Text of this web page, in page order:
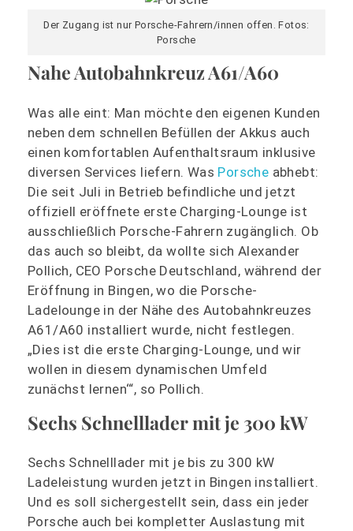
Der Zugang ist nur Porsche-Fahrern/innen offen. Fotos:
Porsche
Nahe Autobahnkreuz A61/A60
Was alle eint: Man möchte den eigenen Kunden
neben dem schnellen Befüllen der Akkus auch
einen komfortablen Aufenthaltsraum inklusive
diversen Services liefern. Was Porsche abhebt:
Die seit Juli in Betrieb befindliche und jetzt
offiziell eröffnete erste Charging-Lounge ist
ausschließlich Porsche-Fahrern zugänglich. Ob
das auch so bleibt, da wollte sich Alexander
Pollich, CEO Porsche Deutschland, während der
Eröffnung in Bingen, wo die Porsche-
Ladelounge in der Nähe des Autobahnkreuzes
A61/A60 installiert wurde, nicht festlegen.
„Dies ist die erste Charging-Lounge, und wir
wollen in diesem dynamischen Umfeld
zunächst lernen‘“, so Pollich.
Sechs Schnelllader mit je 300 kW
Sechs Schnelllader mit je bis zu 300 kW
Ladeleistung wurden jetzt in Bingen installiert.
Und es soll sichergestellt sein, dass ein jeder
Porsche auch bei kompletter Auslastung mit